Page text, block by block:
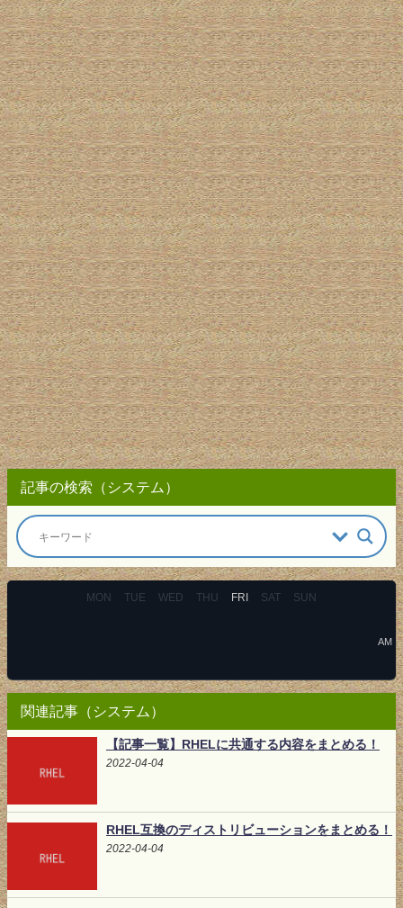
記事の検索（システム）
MON TUE WED THU FRI SAT SUN
AM
関連記事（システム）
【記事一覧】RHELに共通する内容をまとめる！
2022-04-04
RHEL互換のディストリビューションをまとめる！
2022-04-04